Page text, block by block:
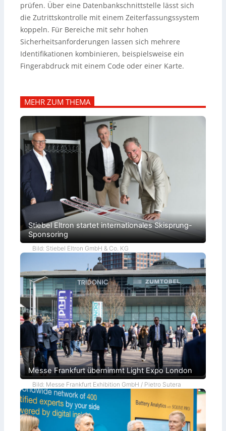
prüfen. Über eine Datenbankschnittstelle lässt sich
die Zutrittskontrolle mit einem Zeiterfassungssystem
koppeln. Für Bereiche mit sehr hohen
Sicherheitsanforderungen lassen sich mehrere
Identifikationen kombinieren, beispielsweise ein
Fingerabdruck mit einem Code oder einer Karte.
MEHR ZUM THEMA
Stiebel Eltron startet internationales Skisprung-
Sponsoring
Bild: Stiebel Eltron GmbH & Co. KG
Messe Frankfurt übernimmt Light Expo London
Bild: Messe Frankfurt Exhibition GmbH / Pietro Sutera